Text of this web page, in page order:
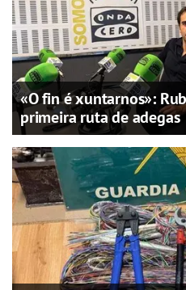
«O fin é xuntarnos»:
primeira ruta de adegas